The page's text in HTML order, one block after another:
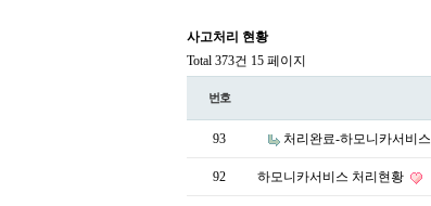
사고처리 현황
Total 373건 15 페이지
번호
93 처리완료-하모니카서비스
92 하모니카서비스 처리현황